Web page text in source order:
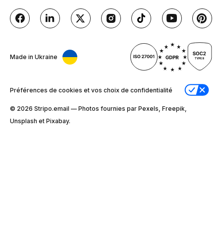
Made in Ukraine
Préférences de cookies et vos choix de confidentialité
© 2026 Stripо.email — Photos fournies par Pexels, Freepik,
Unsplash et Pixabay.